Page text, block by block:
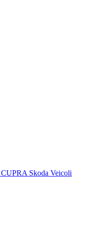
CUPRA Skoda Veicoli